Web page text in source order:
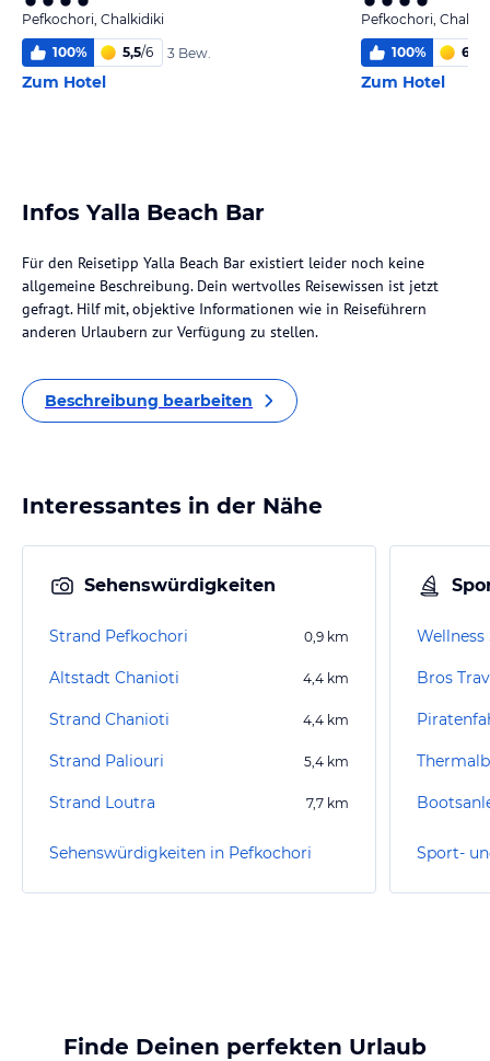
Pefkochori, Chalkidiki
100% 5,5/6 3 Bew.
Zum Hotel
Pefkochori,
100% 6,0
Zum Hotel
Infos Yalla Beach Bar
Für den Reisetipp Yalla Beach Bar existiert leider noch keine
allgemeine Beschreibung. Dein wertvolles Reisewissen ist jetzt
gefragt. Hilf mit, objektive Informationen wie in Reiseführern
anderen Urlaubern zur Verfügung zu stellen.
Beschreibung bearbeiten
Interessantes in der Nähe
Sehenswürdigkeiten
Strand Pefkochori 0,9 km
Altstadt Chanioti 4,4 km
Strand Chanioti 4,4 km
Strand Paliouri 5,4 km
Strand Loutra 7,7 km
Sehenswürdigkeiten in Pefkochori
Bros
Finde Deinen perfekten Urlaub